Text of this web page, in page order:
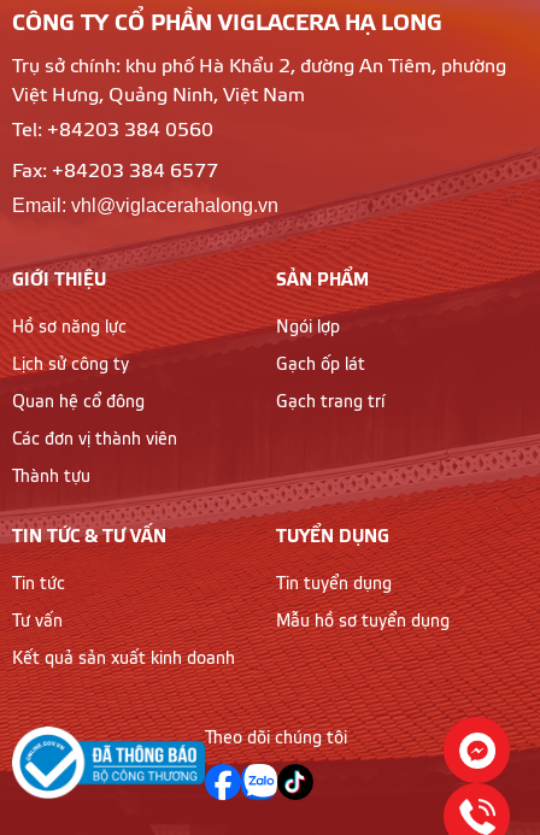
CÔNG TY CỔ PHẦN VIGLACERA HẠ LONG
Trụ sở chính: khu phố Hà Khẩu 2, đường An Tiêm, phường
Việt Hưng, Quảng Ninh, Việt Nam
Tel: +84203 384 0560
Fax: +84203 384 6577
Email: vhl@viglacerahalong.vn
GIỚI THIỆU
Hồ sơ năng lực
Lịch sử công ty
Quan hệ cổ đông
Các đơn vị thành viên
Thành tựu
SẢN PHẨM
Ngói lợp
Gạch ốp lát
Gạch trang trí
TIN TỨC & TƯ VẤN
Tin tức
Tư vấn
Kết quả sản xuất kinh doanh
TUYỂN DỤNG
Tin tuyển dụng
Mẫu hồ sơ tuyển dụng
Theo dõi chúng tôi